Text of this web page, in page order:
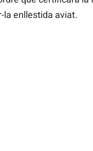
la enllestida aviat.